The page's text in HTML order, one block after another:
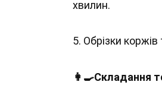
хвилин.
5. Обрізки
👩‍🍳Складання